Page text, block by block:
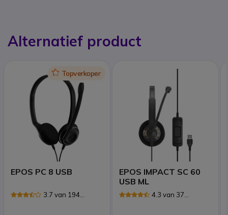
Alternatief product
IconTopverkoper
EPOS PC 8 USB
3.7 van 194
EPOS IMPACT SC 60
USB ML
4.3 van 37